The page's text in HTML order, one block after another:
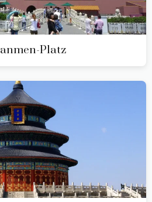
Platz